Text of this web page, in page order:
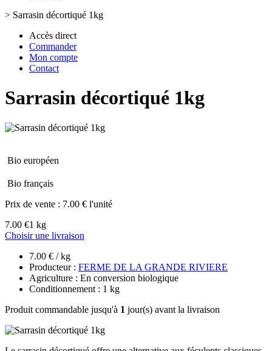
> Sarrasin décortiqué 1kg
Accès direct
Commander
Mon compte
Contact
Sarrasin décortiqué 1kg
Bio européen
Bio français
Prix de vente : 7.00 € l'unité
7.00 €1 kg
Choisir une livraison
7.00 € / kg
Producteur : FERME DE LA GRANDE RIVIERE
Agriculture : En conversion biologique
Conditionnement : 1 kg
Produit commandable jusqu'à 1 jour(s) avant la livraison